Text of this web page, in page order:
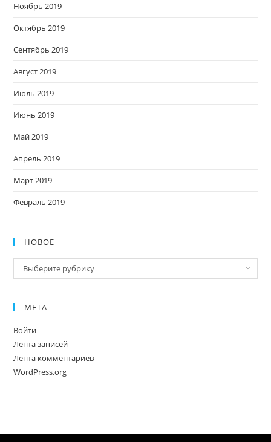
Ноябрь 2019
Октябрь 2019
Сентябрь 2019
Август 2019
Июль 2019
Июнь 2019
Май 2019
Апрель 2019
Март 2019
Февраль 2019
НОВОЕ
Новое
Выберите рубрику
МЕТА
Войти
Лента записей
Лента комментариев
WordPress.org